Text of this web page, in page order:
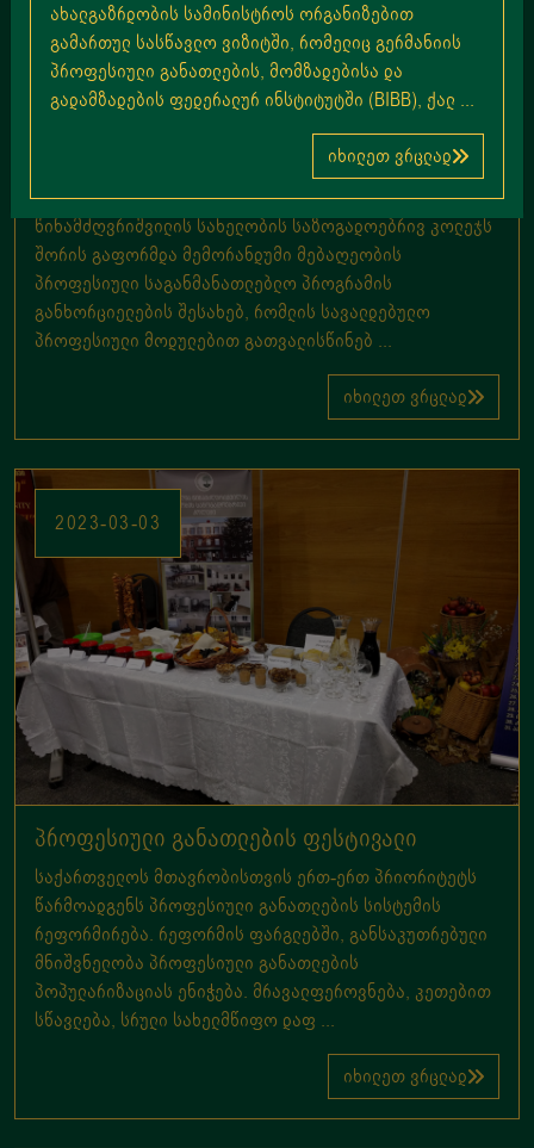
მემორანდუმი ბოტანიკურ ბაღთან
საქართველოს ეროვნულ ბოტანიკურ ბაღს და სსიპ ილია
წინამძღვრიშვილის სახელობის საზოგადოებრივ კოლეჯს
შორის გაფორმდა მემორანდუმი მებაღეობის
პროფესიული საგანმანათლებლო პროგრამის
განხორციელების შესახებ, რომლის სავალდებულო
პროფესიული მოდულებით გათვალისწინებ ...
იხილეთ ვრცლად
პროფესიული განათლების ფესტივალი
საქართველოს მთავრობისთვის ერთ-ერთ პრიორიტეტს
წარმოადგენს პროფესიული განათლების სისტემის
რეფორმირება. რეფორმის ფარგლებში, განსაკუთრებული
მნიშვნელობა პროფესიული განათლების
პოპულარიზაციას ენიჭება. მრავალფეროვნება, კეთებით
სწავლება, სრული სახელმწიფო დაფ ...
იხილეთ ვრცლად
ახალგაზრდობის სამინისტროს ორგანიზებით
გამართულ სასწავლო ვიზიტში, რომელიც გერმანიის
პროფესიული განათლების, მომზადებისა და
გადამზადების ფედერალურ ინსტიტუტში (BIBB), ქალ ...
იხილეთ ვრცლად